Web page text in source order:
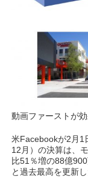
動画ファーストが
米Facebookが2月1
12月）の決算は、
比51％増の88億
と過去最高を更新